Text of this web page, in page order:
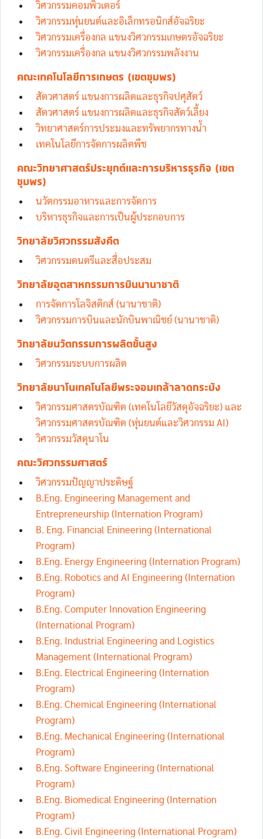
วิศวกรรมคอมพิวเตอร์
วิศวกรรมหุ่นยนต์และอิเล็กทรอนิกส์อัจฉริยะ
วิศวกรรมเครื่องกล แขนงวิศวกรรมเกษตรอัจฉริยะ
วิศวกรรมเครื่องกล แขนงวิศวกรรมพลังงาน
คณะเทคโนโลยีการเกษตร (เขตชุมพร)
สัตวศาสตร์ แขนงการผลิตและธุรกิจปศุสัตว์
สัตวศาสตร์ แขนงการผลิตและธุรกิจสัตว์เลี้ยง
วิทยาศาสตร์การประมงและทรัพยากรทางน้ำ
เทคโนโลยีการจัดการผลิตพืช
คณะวิทยาศาสตร์ประยุกต์และการบริหารธุรกิจ (เขต
ชุมพร)
นวัตกรรมอาหารและการจัดการ
บริหารธุรกิจและการเป็นผู้ประกอบการ
วิทยาลัยวิศวกรรมสังคีต
วิศวกรรมดนตรีและสื่อประสม
วิทยาลัยอุตสาหกรรมการบินนานาชาติ
การจัดการโลจิสติกส์ (นานาชาติ)
วิศวกรรมการบินและนักบินพาณิชย์ (นานาชาติ)
วิทยาลัยนวัตกรรมการผลิตขั้นสูง
วิศวกรรมระบบการผลิต
วิทยาลัยนาโนเทคโนโลยีพระจอมเกล้าลาดกระบัง
วิศวกรรมศาสตรบัณฑิต (เทคโนโลยีวัสดุอัจฉริยะ) และ
วิศวกรรมศาสตรบัณฑิต (หุ่นยนต์และวิศวกรรม AI)‎
วิศวกรรมวัสดุนาโน
คณะวิศวกรรมศาสตร์
วิศวกรรมปัญญาประดิษฐ์
B.Eng. Engineering Management and
Entrepreneurship (Internation Program)
B. Eng. Financial Enineering (International
Program)
B.Eng. Energy Engineering (Internation Program)
B.Eng. Robotics and AI Engineering (Internation
Program)
B.Eng. Computer Innovation Engineering
(International Program)
B.Eng. Industrial Engineering and Logistics
Management (International Program)
B.Eng. Electrical Engineering (Internation
Program)
B.Eng. Chemical Engineering (International
Program)
B.Eng. Mechanical Engineering (International
Program)
B.Eng. Software Engineering (International
Program)
B.Eng. Biomedical Engineering (Internation
Program)
B.Eng. Civil Engineering (International Program)